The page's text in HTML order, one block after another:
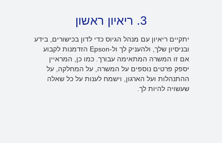
3. ריאיון ראשון
יתקיים ריאיון עם מנהל הגיוס כדי לדון בכישורים, בידע
ובניסיון שלך, ולהעניק לך ול-Epson הזדמנות לקבוע
אם זו המשרה המתאימה עבורך. כמו כן, המראיין
יספק פרטים נוספים על המשרה, על המחלקה, על
ההתנהלות ועל הארגון, וישמח לענות על כל שאלה
שעשויה להיות לך.